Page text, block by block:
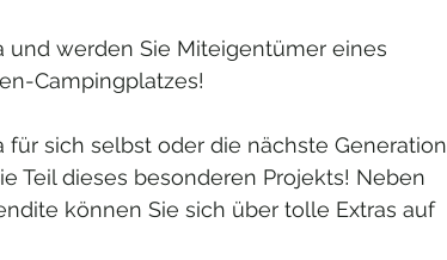
und werden Sie Miteigentümer eines
Campingplatzes!
für sich selbst oder die nächste Generation
Teil dieses besonderen Projekts! Neben
können Sie sich über tolle Extras auf